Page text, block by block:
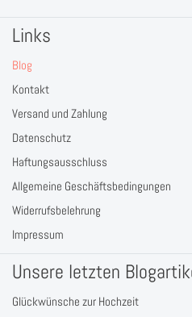
Links
Blog
Kontakt
Versand und Zahlung
Datenschutz
Haftungsausschluss
Allgemeine Geschäftsbedingungen
Widerrufsbelehrung
Impressum
Unsere letzten
Glückwünsche zur Hochzeit